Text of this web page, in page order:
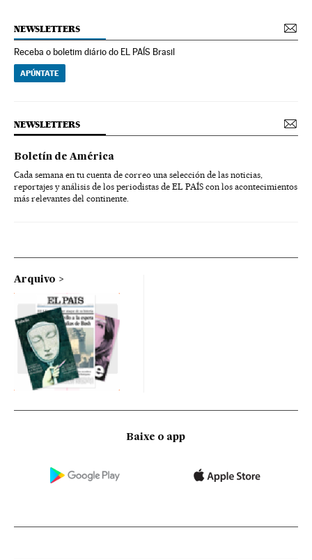
NEWSLETTERS
Receba o boletim diário do EL PAÍS Brasil
APÚNTATE
NEWSLETTERS
Boletín de América
Cada semana en tu cuenta de correo una selección de las noticias,
reportajes y análisis de los periodistas de EL PAÍS con los acontecimientos
más relevantes del continente.
Arquivo
Baixe o app